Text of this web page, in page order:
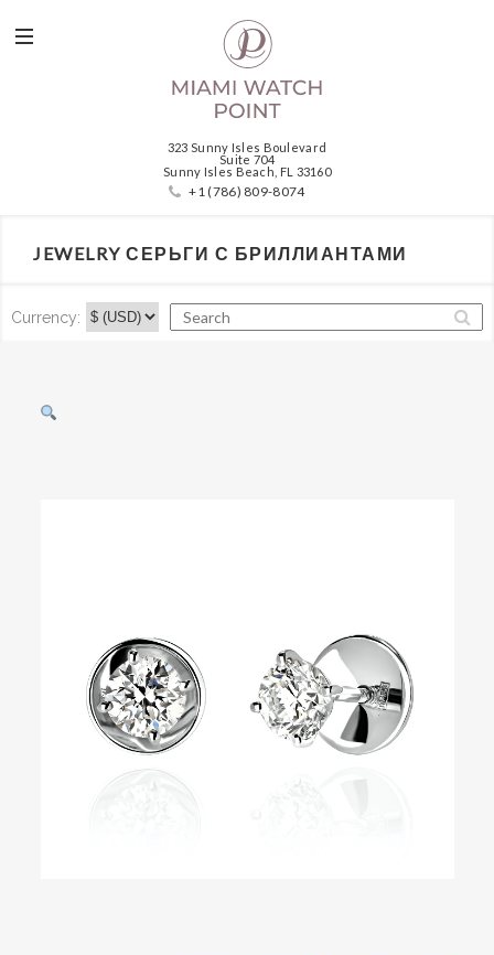
323 Sunny Isles Boulevard
Suite 704
Sunny Isles Beach, FL 33160
+1 (786) 809-8074
JEWELRY СЕРЬГИ С БРИЛЛИАНТАМИ
Currency: